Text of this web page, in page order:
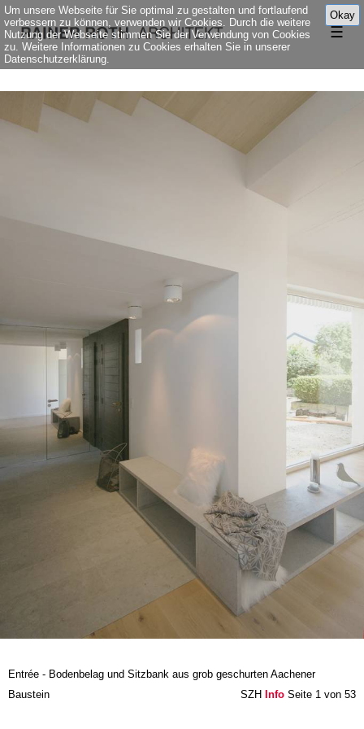
☰
Entrée - Bodenbelag und Sitzbank aus grob geschurten Aachener
Baustein
SZH Info Seite 1 von 53
Okay
Um unsere Webseite für Sie optimal zu gestalten und fortlaufend
verbessern zu können, verwenden wir Cookies. Durch die weitere
Nutzung der Webseite stimmen Sie der Verwendung von Cookies
zu. Weitere Informationen zu Cookies erhalten Sie in unserer
Datenschutzerklärung.